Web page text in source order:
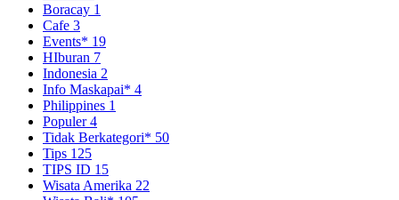
Boracay 1
Cafe 3
Events* 19
HIburan 7
Indonesia 2
Info Maskapai* 4
Philippines 1
Populer4
Tidak Berkategori* 50
Tips 125
TIPS ID 15
Wisata Amerika 22